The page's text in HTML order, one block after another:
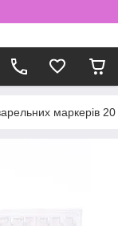
маркерів